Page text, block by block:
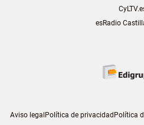
esRadio
Aviso legalPolítica de privacidadPolítica